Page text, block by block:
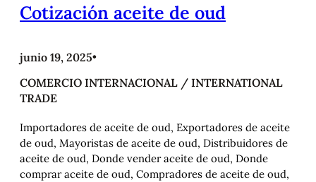
Cotización aceite de oud
junio 19, 2025•
COMERCIO INTERNACIONAL / INTERNATIONAL
TRADE
Importadores de aceite de oud, Exportadores de aceite
de oud, Mayoristas de aceite de oud, Distribuidores de
aceite de oud, Donde vender aceite de oud, Donde
comprar aceite de oud, Compradores de aceite de oud,